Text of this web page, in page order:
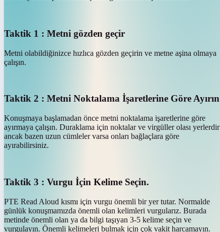
Taktik 1 : Metni gözden geçir
Metni olabildiğinizce hızlıca gözden geçirin ve metne aşina olmaya
çalışın.
Taktik 2 : Metni Noktalama İşaretlerine Göre Ayırın
Konuşmaya başlamadan önce metni noktalama işaretlerine göre
ayırmaya çalışın. Duraklama için noktalar ve virgüller olası yerlerdir
ancak bazen uzun cümleler varsa onları bağlaçlara göre
ayırabilirsiniz.
Taktik 3 : Vurgu İçin Kelime Seçin.
PTE Read Aloud kısmı için vurgu önemli bir yer tutar. Normalde
günlük konuşmamızda önemli olan kelimleri vurgularız. Burada
metinde önemli olan ya da bilgi taşıyan 3-5 kelime seçin ve
vurgulayın. Önemli kelimeleri bulmak için çok vakit harcamayın.